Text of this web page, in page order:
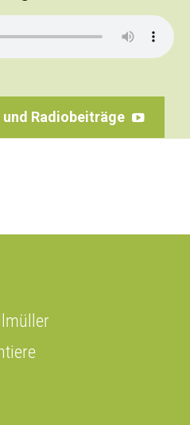
Radiobeiträge